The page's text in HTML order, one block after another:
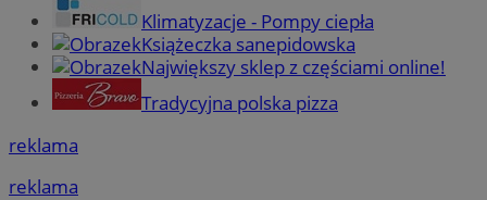
Klimatyzacje - Pompy ciepła
Książeczka sanepidowska
Największy sklep z częściami online!
Tradycyjna polska pizza
reklama
reklama